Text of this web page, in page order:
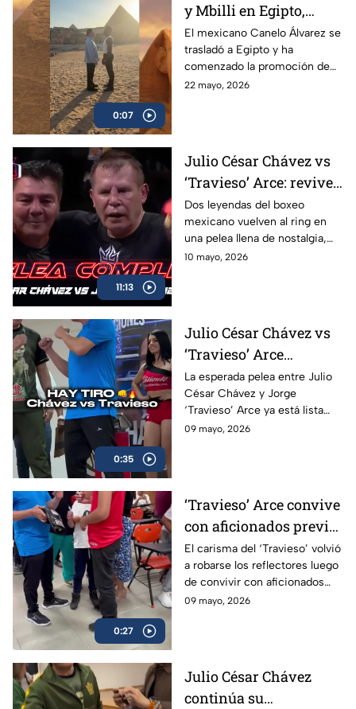
0:07
y Mbilli en Egipto,
tienen primer cara a
cara
El mexicano Canelo Álvarez se
trasladó a Egipto y ha
comenzado la promoción de
su combate ante el francés
22 mayo, 2026
11:13
Julio César Chávez vs
‘Travieso’ Arce: revive
la pelea completa en
Box Azteca
Dos leyendas del boxeo
mexicano vuelven al ring en
una pelea llena de nostalgia,
emoción y grandes momentos
10 mayo, 2026
0:35
Julio César Chávez vs
‘Travieso’ Arce
cumplen con la
báscula; habrá pelea en
Box Azteca
La esperada pelea entre Julio
César Chávez y Jorge
‘Travieso’ Arce ya está lista
luego de que ambos superaran
09 mayo, 2026
0:27
‘Travieso’ Arce convive
con aficionados previo
a su esperado combate
El carisma del ‘Travieso’ volvió
a robarse los reflectores luego
de convivir con aficionados
antes de subir al ring.
09 mayo, 2026
Julio César Chávez
continúa su